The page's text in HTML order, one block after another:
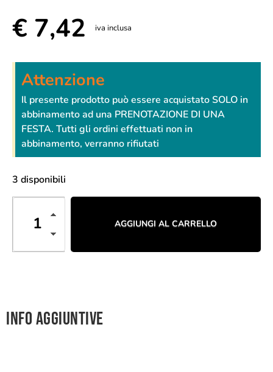
€ 7,42 iva inclusa
Attenzione
Il presente prodotto può essere acquistato SOLO in
abbinamento ad una PRENOTAZIONE DI UNA
FESTA. Tutti gli ordini effettuati non in
abbinamento, verranno rifiutati
3 disponibili
AGGIUNGI AL CARRELLO
Info aggiuntive